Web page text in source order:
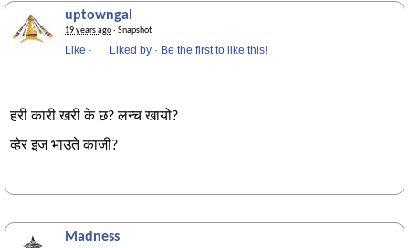
uptowngal
19 years ago· Snapshot
Like · Liked by · Be the first to like this!
हरी कारी खरी के छ? लन्च खायो?
व्हेर इज भाउते काजी?
Madness